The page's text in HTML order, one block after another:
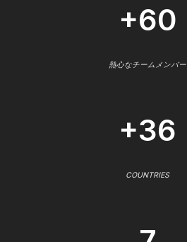
+60
熱心なチームメンバー
+36
COUNTRIES